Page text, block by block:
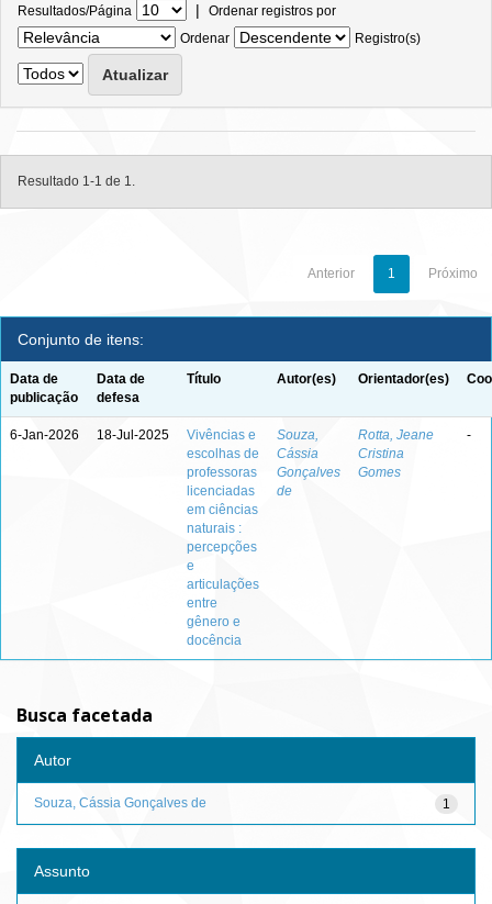
Resultados/Página | Ordenar registros por
Ordenar
Registro(s)
Resultado 1-1 de 1.
Anterior 1 Próximo
Conjunto de itens:
Data de
publicação
Data de
defesa
Título Autor(es) Orientador(es)
6-Jan-2026 18-Jul-2025
Vivências e
escolhas de
professoras
licenciadas
em ciências
naturais :
percepções
e
articulações
entre
gênero e
docência
Souza,
Cássia
Gonçalves
de
Rotta, Jeane
Cristina
Gomes
-
Busca facetada
Autor
1
Souza, Cássia Gonçalves de
Assunto